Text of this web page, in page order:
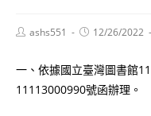
Postashs551
Post12/26/2022
一、依據國立臺灣圖書館
11113000990號函辦理。